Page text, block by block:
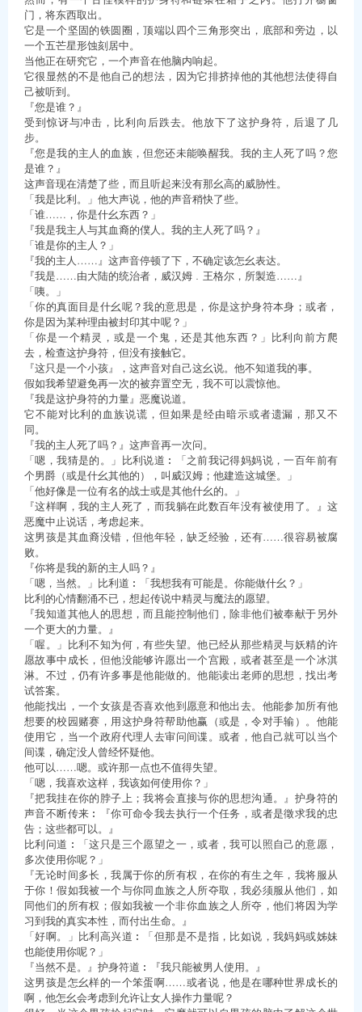
门，将东西取出。
它是一个坚固的铁圆圈，顶端以四个三角形突出，底部和旁边，以
一个五芒星形蚀刻居中。
当他正在研究它，一个声音在他脑内响起。
它很显然的不是他自己的想法，因为它排挤掉他的其他想法使得自
己被听到。
『您是谁？』
受到惊讶与冲击，比利向后跌去。他放下了这护身符，后退了几
步。
『您是我的主人的血族，但您还未能唤醒我。我的主人死了吗？您
是谁？』
这声音现在清楚了些，而且听起来没有那幺高的威胁性。
「我是比利。」他大声说，他的声音稍快了些。
「谁……，你是什幺东西？」
『我是我主人与其血裔的僕人。我的主人死了吗？』
「谁是你的主人？」
『我的主人……』这声音停顿了下，不确定该怎幺表达。
『我是……由大陆的统治者，威汉姆﹒王格尔，所製造……』
「咦。」
「你的真面目是什幺呢？我的意思是，你是这护身符本身；或者，
你是因为某种理由被封印其中呢？」
「你是一个精灵，或是一个鬼，还是其他东西？」比利向前方爬
去，检查这护身符，但没有接触它。
『这只是一个小孩』，这声音对自己这幺说。他不知道我的事。
假如我希望避免再一次的被弃置空无，我不可以震惊他。
『我是这护身符的力量』恶魔说道。
它不能对比利的血族说谎，但如果是经由暗示或者遗漏，那又不
同。
『我的主人死了吗？』这声音再一次问。
「嗯，我猜是的。」比利说道︰「之前我记得妈妈说，一百年前有
个男爵（或是什幺其他的），叫威汉姆；他建造这城堡。」
「他好像是一位有名的战士或是其他什幺的。」
『这样啊，我的主人死了，而我躺在此数百年没有被使用了。』这
恶魔中止说话，考虑起来。
这男孩是其血裔没错，但他年轻，缺乏经验，还有……很容易被腐
败。
『你将是我的新的主人吗？』
「嗯，当然。」比利道︰「我想我有可能是。你能做什幺？」
比利的心情翻涌不已，想起传说中精灵与魔法的愿望。
『我知道其他人的思想，而且能控制他们，除非他们被奉献于另外
一个更大的力量。』
「喔。」比利不知为何，有些失望。他已经从那些精灵与妖精的许
愿故事中成长，但他没能够许愿出一个宫殿，或者甚至是一个冰淇
淋。不过，仍有许多事是他能做的。他能读出老师的思想，找出考
试答案。
他能找出，一个女孩是否喜欢他到愿意和他出去。他能参加所有他
想要的校园赌赛，用这护身符帮助他赢（或是，令对手输）。他能
使用它，当一个政府代理人去审问间谍。或者，他自己就可以当个
间谍，确定没人曾经怀疑他。
他可以……嗯。或许那一点也不值得失望。
「嗯，我喜欢这样，我该如何使用你？」
『把我挂在你的脖子上；我将会直接与你的思想沟通。』护身符的
声音不断传来︰『你可命令我去执行一个任务，或者是徵求我的忠
告；这些都可以。』
比利问道︰「这只是三个愿望之一，或者，我可以照自己的意愿，
多次使用你呢？」
『无论时间多长，我属于你的所有权，在你的有生之年，我将服从
于你！假如我被一个与你同血族之人所夺取，我必须服从他们，如
同他们的所有权；假如我被一个非你血族之人所夺，他们将因为学
习到我的真实本性，而付出生命。』
「好啊。」比利高兴道︰「但那是不是指，比如说，我妈妈或姊妹
也能使用你呢？」
『当然不是。』护身符道︰『我只能被男人使用。』
这男孩是怎幺样的一个笨蛋啊……或者说，他是在哪种世界成长的
啊，他怎幺会考虑到允许让女人操作力量呢？